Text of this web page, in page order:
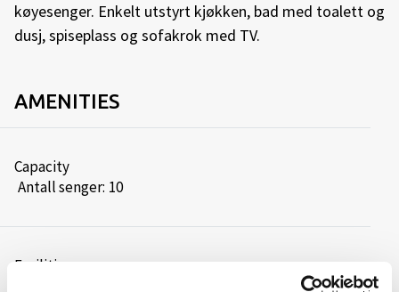
køyesenger. Enkelt utstyrt kjøkken, bad med toalett og
dusj, spiseplass og sofakrok med TV.
AMENITIES
Capacity
Antall senger: 10
Facilities